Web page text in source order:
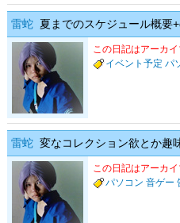
雷蛇 夏までのスケジュール概要
この日記はアーカ
イベント予定 パ
雷蛇 変なコレクション欲とか趣
この日記はアーカ
パソコン 音ゲー